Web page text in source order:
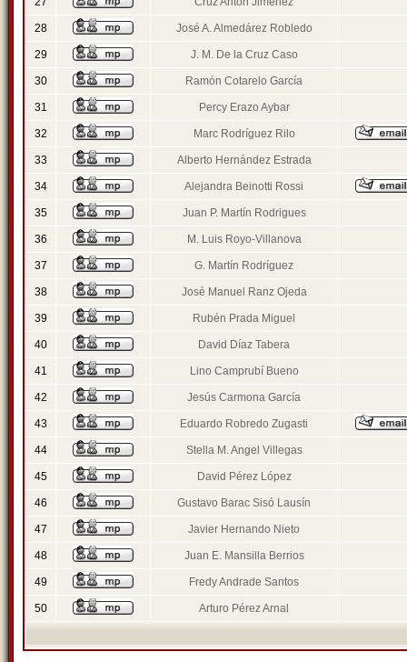
28 José A. Almedárez Robledo
29 J. M. De la Cruz Caso
30 Ramón Cotarelo García
31 Percy Erazo Aybar
32 Marc Rodríguez Rilo
33 Alberto Hernández Estrada
34 Alejandra Beinotti Rossi
35 Juan P. Martín Rodrigues
36 M. Luis Royo-Villanova
37 G. Martín Rodríguez
38 José Manuel Ranz Ojeda
39 Rubén Prada Miguel
40 David Díaz Tabera
41 Lino Camprubí Bueno
42 Jesús Carmona García
43 Eduardo Robredo Zugasti
44 Stella M. Angel Villegas
45 David Pérez López
46 Gustavo Barac Sisó Lausín
47 Javier Hernando Nieto
48 Juan E. Mansilla Berrios
49 Fredy Andrade Santos
50 Arturo Pérez Arnal